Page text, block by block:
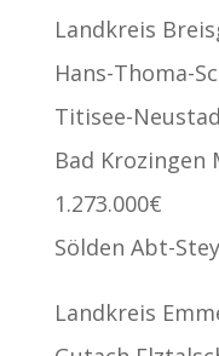
Landkreis
Hans-Thoma-
Titisee-
Bad Krozingen
1.273.000€
Sölden Abt-
Landkreis